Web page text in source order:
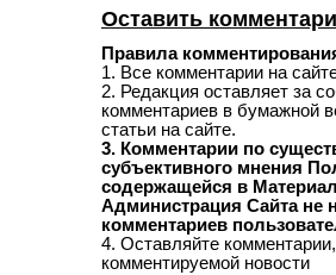
Оставить
Правила
1. Все комментарии на
2. Редакция оставляет за
комментариев в бумажной
статьи на сайте.
3. Комментарии по
субъективного мнения
содержащейся в
Администрация Сайта не
комментариев
4. Оставляйте
комментируемой новости